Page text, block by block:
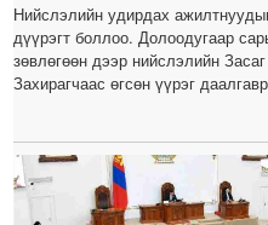
Нийслэлийн удирдах
дүүрэгт боллоо. Долоодугаар
зөвлөгөөн дээр нийслэлийн
Захирагчаас өгсөн үүрэг